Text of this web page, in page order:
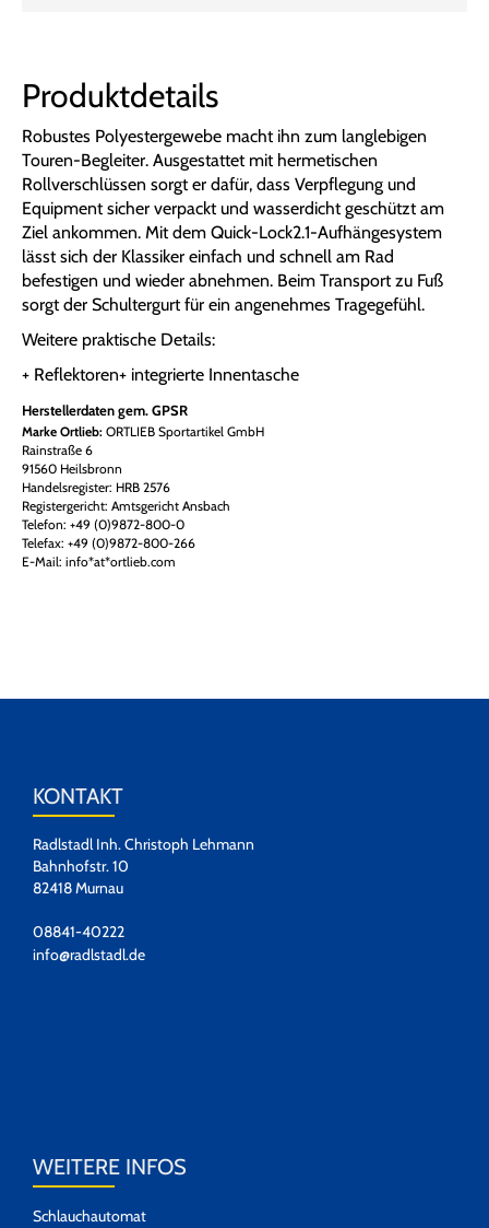
Produktdetails
Robustes Polyestergewebe macht ihn zum langlebigen
Touren-Begleiter. Ausgestattet mit hermetischen
Rollverschlüssen sorgt er dafür, dass Verpflegung und
Equipment sicher verpackt und wasserdicht geschützt am
Ziel ankommen. Mit dem Quick-Lock2.1-Aufhängesystem
lässt sich der Klassiker einfach und schnell am Rad
befestigen und wieder abnehmen. Beim Transport zu Fuß
sorgt der Schultergurt für ein angenehmes Tragegefühl.
Weitere praktische Details:
+ Reflektoren+ integrierte Innentasche
Herstellerdaten gem. GPSR
Marke Ortlieb: ORTLIEB Sportartikel GmbH
Rainstraße 6
91560 Heilsbronn
Handelsregister: HRB 2576
Registergericht: Amtsgericht Ansbach
Telefon: +49 (0)9872-800-0
Telefax: +49 (0)9872-800-266
E-Mail: info*at*ortlieb.com
KONTAKT
Radlstadl Inh. Christoph Lehmann
Bahnhofstr. 10
82418 Murnau
08841-40222
info@radlstadl.de
WEITERE INFOS
Schlauchautomat